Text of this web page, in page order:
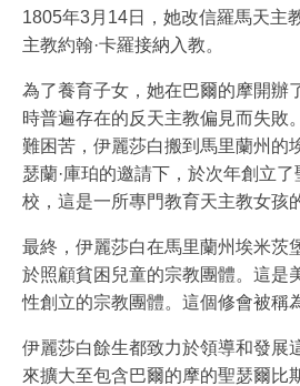
1805年3月14日，她改信羅馬天主
主教約翰·卡羅接納入教。
為了養育子女，她在巴爾的摩開辦
時普遍存在的反天主教偏見而失敗
難困苦，伊麗莎白搬到馬里蘭州的
瑟蘭·庫珀的邀請下，於次年創立
校，這是一所專門教育天主教女孩
最終，伊麗莎白在馬里蘭州埃米茨
於照顧貧困兒童的宗教團體。這是
性創立的宗教團體。這個修會被稱
伊麗莎白餘生都致力於領導和發展
來擴大至包含巴爾的摩的聖瑟爾比